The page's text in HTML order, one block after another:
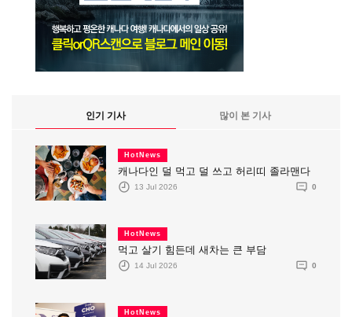
인기 기사 많이 본 기사
HotNews
캐나다인 덜 먹고 덜 쓰고 허리띠 졸라맨다
13 Jul 2026 0
HotNews
먹고 살기 힘든데 새차는 큰 부담
14 Jul 2026 0
HotNews